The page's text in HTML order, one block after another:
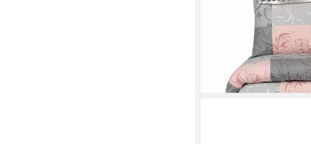
cm, Ranke-Rose
200 x 220 cm
B/L
ab 26,90 €
in 2-3 Werktagen bei dir